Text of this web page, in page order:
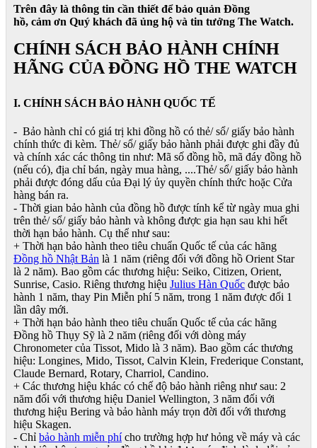
Trên đây là thông tin cần thiết để bảo quản Đồng
hồ, cảm ơn Quý khách đã ủng hộ và tin tưởng The Watch.
CHÍNH SÁCH BẢO HÀNH CHÍNH
HÃNG CỦA ĐỒNG HỒ THE WATCH
I. CHÍNH SÁCH BẢO HÀNH QUỐC TẾ
- Bảo hành chỉ có giá trị khi đồng hồ có thẻ/ sổ/ giấy bảo hành
chính thức đi kèm. Thẻ/ sổ/ giấy bảo hành phải được ghi đầy đủ
và chính xác các thông tin như: Mã số đồng hồ, mã đáy đồng hồ
(nếu có), địa chỉ bán, ngày mua hàng, ....Thẻ/ sổ/ giấy bảo hành
phải được đóng dấu của Đại lý ủy quyền chính thức hoặc Cửa
hàng bán ra.
- Thời gian bảo hành của đồng hồ được tính kể từ ngày mua ghi
trên thẻ/ sổ/ giấy bảo hành và không được gia hạn sau khi hết
thời hạn bảo hành. Cụ thể như sau:
+ Thời hạn bảo hành theo tiêu chuẩn Quốc tế của các hãng
Đồng hồ Nhật Bản là 1 năm (riêng đối với đồng hồ Orient Star
là 2 năm). Bao gồm các thương hiệu: Seiko, Citizen, Orient,
Sunrise, Casio. Riêng thương hiệu Julius Hàn Quốc được bảo
hành 1 năm, thay Pin Miễn phí 5 năm, trong 1 năm được đổi 1
lần dây mới.
+ Thời hạn bảo hành theo tiêu chuẩn Quốc tế của các hãng
Đồng hồ Thụy Sỹ là 2 năm (riêng đối với dòng máy
Chronometer của Tissot, Mido là 3 năm). Bao gồm các thương
hiệu: Longines, Mido, Tissot, Calvin Klein, Frederique Constant,
Claude Bernard, Rotary, Charriol, Candino.
+ Các thương hiệu khác có chế độ bảo hành riêng như sau: 2
năm đối với thương hiệu Daniel Wellington, 3 năm đối với
thương hiệu Bering và bảo hành máy trọn đời đối với thương
hiệu Skagen.
- Chỉ bảo hành miễn phícho trường hợp hư hỏng về máy và các